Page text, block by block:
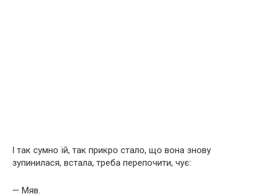
І так сумно їй, так прикро стало, що вона знову
зупинилася, встала, треба перепочити, чує:
— Мяв.